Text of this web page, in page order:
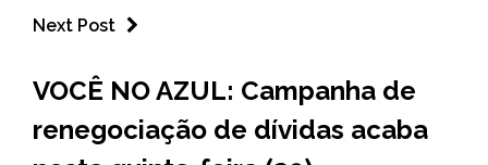
Next Post
NOTÍCIAS
VOCÊ NO AZUL: Campanha de
renegociação de dívidas acaba